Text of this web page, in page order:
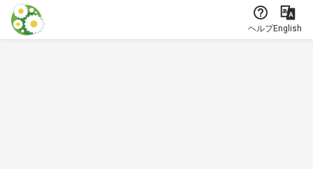
本文に飛ぶ
ヘルプEnglish